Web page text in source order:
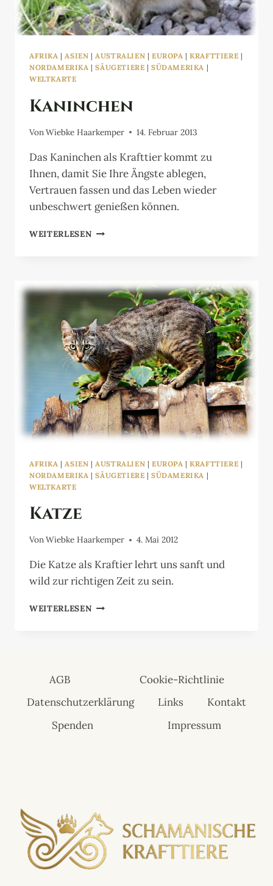
AFRIKA |ASIEN |AUSTRALIEN | EUROPA |KRAFTTIERE |
NORDAMERIKA |SÄUGETIERE |SÜDAMERIKA |
WELTKARTE
Kaninchen
VonWiebke Haarkemper 14. Februar 2013
Das Kaninchen als Krafttier kommt zu
Ihnen, damit Sie Ihre Ängste ablegen,
Vertrauen fassen und das Leben wieder
unbeschwert genießen können.
WEITERLESEN KANINCHEN
AFRIKA | ASIEN | AUSTRALIEN | EUROPA |KRAFTTIERE |
NORDAMERIKA |SÄUGETIERE |SÜDAMERIKA |
WELTKARTE
Katze
VonWiebke Haarkemper 4. Mai 2012
Die Katze als Kraftier lehrt uns sanft und
wild zur richtigen Zeit zu sein.
WEITERLESEN KATZE
AGB
Cookie-Richtlinie
Datenschutzerklärung
Links
Kontakt
Spenden
Impressum